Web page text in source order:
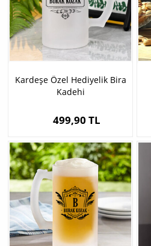
Kardeşe Özel Hediyelik Bira
Kadehi
499,90 TL